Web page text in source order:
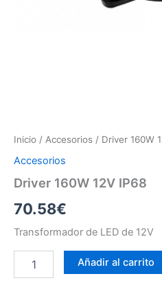
Inicio / Accesorios / Driver 160W
Accesorios
Driver 160W 12V IP68
70.58€
Transformador de LED de 12V
160W
Añadir al carrito